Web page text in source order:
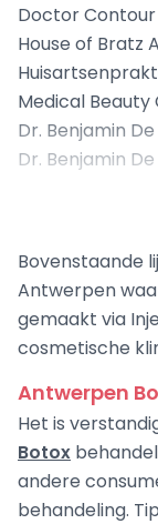
Doctor Contour
House of Bratz
Medical
Dr. Benjamin
Dr. Benjamin
Bovenstaande
Antwerpen
gemaakt via
cosmetische
Antwerpen
Het is
Botox
andere
behandeling.